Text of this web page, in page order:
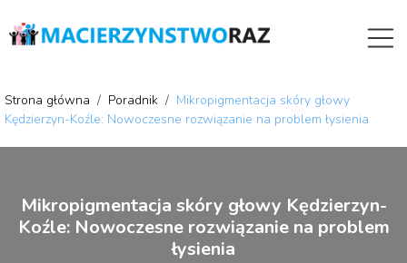
Strona główna / Poradnik / Mikropigmentacja skóry głowy
Kędzierzyn-Koźle: Nowoczesne rozwiązanie na problem łysienia
Mikropigmentacja skóry głowy Kędzierzyn-
Koźle: Nowoczesne rozwiązanie na problem
łysienia